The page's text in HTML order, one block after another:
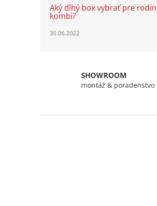
Aký dlhý box vybrať pre
kombi?
30.06.2022
SHOWROOM
montáž & poradenstvo